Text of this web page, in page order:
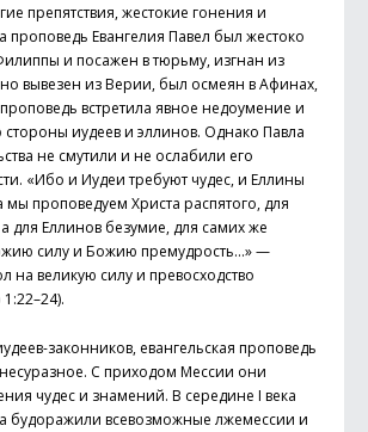
препятствия, жестокие гонения и
Евангелия Павел был жестоко
и посажен в тюрьму, изгнан из
вывезен из Верии, был осмеян в Афинах,
встретила явное недоумение и
иудеев и эллинов. Однако Павла
не смутили и не ослабили его
«Ибо и Иудеи требуют чудес, и Еллины
мы проповедуем Христа распятого, для
для Еллинов безумие, для самих же
силу и Божию премудрость…» —
на великую силу и превосходство
законников, евангельская проповедь
С приходом Мессии они
чудес и знамений. В середине I века
будоражили всевозможные лжемессии и